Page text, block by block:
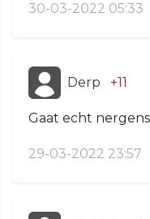
30-03-2022 05:33
Derp +11
Gaat echt
29-03-2022 23:57